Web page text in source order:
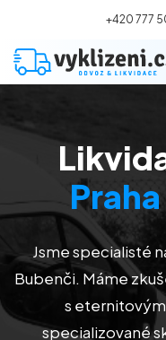
+420 777
Vyklízení
Stěhování
Malování
Deratizace a
Jsme specialisté
Bubenči. Máme
s
specializované